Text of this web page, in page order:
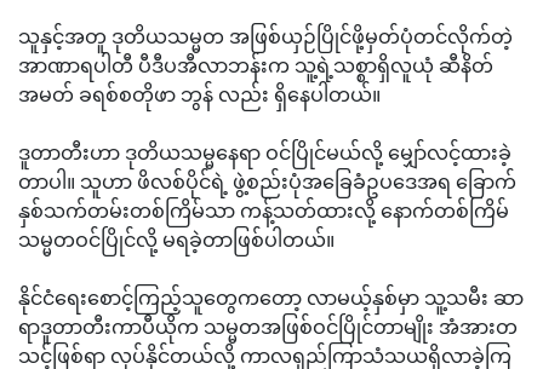
သူနှင့်အတူ ဒုတိယသမ္မတ အဖြစ်ယှဉ်ပြိုင်ဖို့မှတ်ပုံတင်လိုက်တဲ့
အာဏာရပါတီ ပီဒီပအီလာဘန်းက သူ့ရဲ့သစ္စာရှိလူယုံ ဆီနိတ်
အမတ် ခရစ်စတိုဖာ ဘွန် လည်း ရှိနေပါတယ်။
ဒူတာတီးဟာ ဒုတိယသမ္မနေရာ ဝင်ပြိုင်မယ်လို့ မျှော်လင့်ထားခဲ့
တာပါ။ သူဟာ ဖိလစ်ပိုင်ရဲ့ ဖွဲ့စည်းပုံအခြေခံဥပဒေအရ ခြောက်
နှစ်သက်တမ်းတစ်ကြိမ်သာ ကန့်သတ်ထားလို့ နောက်တစ်ကြိမ်
သမ္မတဝင်ပြိုင်လို့ မရခဲ့တာဖြစ်ပါတယ်။
နိုင်ငံရေးစောင့်ကြည့်သူတွေကတော့ လာမယ့်နှစ်မှာ သူ့သမီး ဆာ
ရာဒူတာတီးကာပီယိုက သမ္မတအဖြစ်ဝင်ပြိုင်တာမျိုး အံအားတ
သင့်ဖြစ်ရာ လုပ်နိုင်တယ်လို့ ကာလရှည်ကြာသံသယရှိလာခဲ့ကြ